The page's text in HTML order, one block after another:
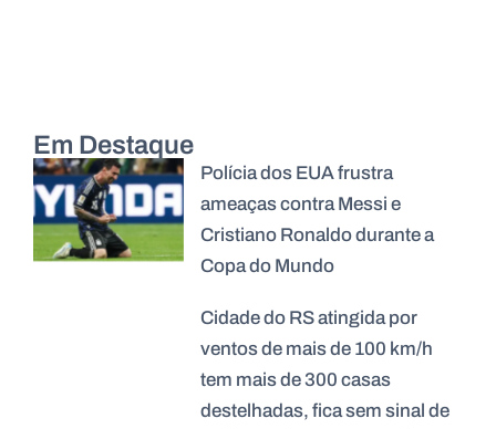
Em Destaque
Polícia dos EUA frustra
ameaças contra Messi e
Cristiano Ronaldo durante a
Copa do Mundo
Cidade do RS atingida por
ventos de mais de 100 km/h
tem mais de 300 casas
destelhadas, fica sem sinal de